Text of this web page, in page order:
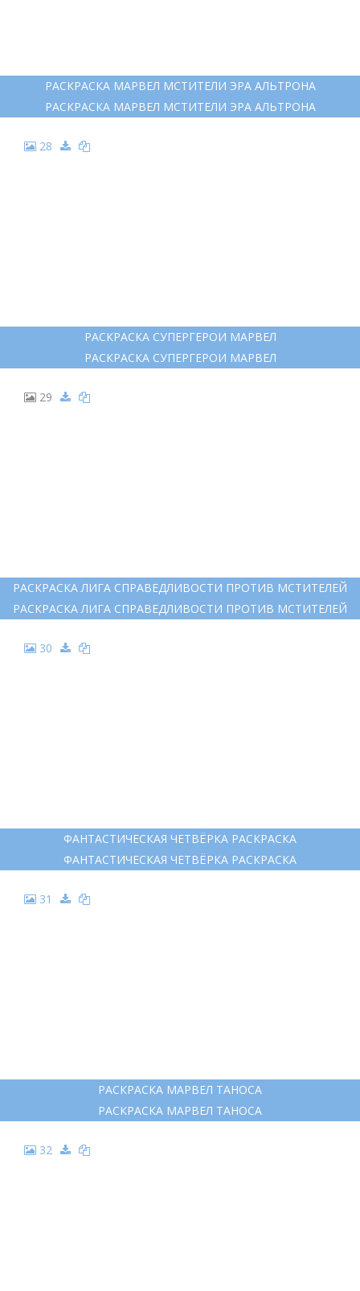
РАСКРАСКА МАРВЕЛ МСТИТЕЛИ ЭРА АЛЬТРОНА
РАСКРАСКА МАРВЕЛ МСТИТЕЛИ ЭРА АЛЬТРОНА
28
РАСКРАСКА СУПЕРГЕРОИ МАРВЕЛ
РАСКРАСКА СУПЕРГЕРОИ МАРВЕЛ
29
РАСКРАСКА ЛИГА СПРАВЕДЛИВОСТИ ПРОТИВ МСТИТЕЛЕЙ
РАСКРАСКА ЛИГА СПРАВЕДЛИВОСТИ ПРОТИВ МСТИТЕЛЕЙ
30
ФАНТАСТИЧЕСКАЯ ЧЕТВЁРКА РАСКРАСКА
ФАНТАСТИЧЕСКАЯ ЧЕТВЁРКА РАСКРАСКА
31
РАСКРАСКА МАРВЕЛ ТАНОСА
РАСКРАСКА МАРВЕЛ ТАНОСА
32